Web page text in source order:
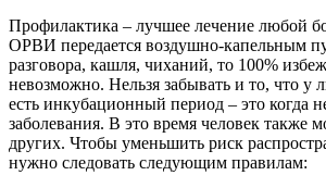
Профилактика – лучшее лечение любой
ОРВИ передается воздушно-капельным
разговора, кашля, чиханий, то 100%
невозможно. Нельзя забывать и то, что
есть инкубационный период – это когда
заболевания. В это время человек также
других. Чтобы уменьшить риск
нужно следовать следующим правилам: